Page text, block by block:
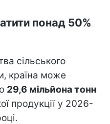
понад 50%
сільського
країна може
29,6 мільйона тонн
продукції у 2026-